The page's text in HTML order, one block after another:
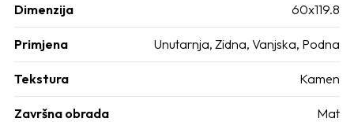
Dimenzija 60x119.8
Primjena Unutarnja, Zidna, Vanjska, Podna
Tekstura Kamen
Završna obrada Mat